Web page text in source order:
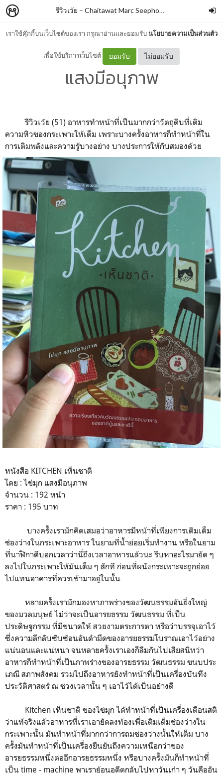
เราใช้คุ๊กกี้บนเว็บไซต์ของเรา กรุณาอ่านและยอมรับนโยบายความเป็นส่วนตัว
เพื่อใช้บริการเว็บไซต์ ยอมรับ ไม่ยอมรับ
รีวิวเว้ย – Chaitawat Marc Seephongsai
KITCHEN เห็นชาติ By ไข่มุก
แสงมีอนุภาพ
รีวิวเว้ย (51) อาหารทำหน้าที่เป็นมากกว่าวัตถุดิบที่เติม
ความหิวของกระเพาะให้เต็ม เพราะบางครั้งอาหารก็ทำหน้าที่ใน
การเติมพลังและความรู้บางอย่าง บางประการให้กับสมองด้วย
หนังสือ KITCHEN เห็นชาติ
โดย : ไข่มุก แสงมีอนุภาพ
จำนวน : 192 หน้า
ราคา : 195 บาท
บางครั้งเรามักคิดเสมอว่าอาหารมีหน้าที่เพียงการเติมเต็ม
ช่องว่างในกระเพาะอาหาร ในยามที่น้ำย่อยเริ่มทำงาน หรือในยาม
ที่นาฬิกาตีบอกเวลาว่านี่ถึงเวลาอาหารแล้วนะ รีบหาอะไรมายัด ๆ
ลงไปในกระเพาะให้มันเต็ม ๆ สักที ก่อนที่ผนังกระเพาะจะถูกย่อย
ไปแทนอาคารที่ควรเข้ามาอยู่ในนั้น
หลายครั้งเรามักมองหาภาพร่างของวัฒนธรรมอันยิ่งใหญ่
ของมวลมนุษย์ ไม่ว่าจะเป็นอารยธรรม วัฒนธรรม ที่เป็น
ประดิษฐกรรม ที่มีขนาดให้ สวยงามตระการตา หรือว่าบรรจุเอาไว้
ซึ่งความลึกลับซับซ้อนอันดำมืดของอารยธรรมโบราณเอาไว้อย่าง
แน่นอนและแน่หนา จนหลายครั้งเราเองก็ลืมกันไปเสียสนิทว่า
อาหารก็ทำหน้าที่เป็นภาพร่างของอารยธรรม วัฒนธรรม ขนบประ
เภณี สภาพสังคม รวมไปถึงอาหารยังทำหน้าที่เป็นเครื่องบันทึง
ประวัติศาสตร์ ณ ช่วงเวลานั้น ๆ เอาไว้ได้เป็นอย่างดี
Kitchen เห็นชาติ ของไข่มุก ได้ทำหน้าที่เป็นเครื่องเตือนสติ
ว่าแท้จริงแล้วอาหารที่เราเอายัดลงท้องเพื่อเติมเต็มช่องว่างใน
กระเพาะนั้น มันทำหน้าที่มากกว่าการถมช่องว่างนั้นให้เต็ม บาง
ครั้งมันทำหน้าที่เป็นเครื่องยืนยันถึงความเหนือกว่าของ
อารยธรรมหนึ่งต่ออีกอารยธรรมหนึ่ง หรือบางครั้งมันก็ทำหน้าที่
เป็น time - machine พาเราย้อนอดีตกลับไปหาวันเก่า ๆ วันคืออัน